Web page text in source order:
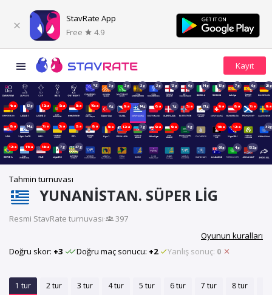
StavRate App
Free
4.9
3g 3g 3g 3g 3g 13g 6g 14g 13g 7g 6g 20g
4sa 13g 12sa 8sa 8sa 10sa 6g 8sa 14g 6sa 1g 5sa 21g 9sa 8sa 7sa 6sa
8sa 14g 7sa 3sa 2sa 8sa 9sa 12sa 7g 9sa 9sa 5g 16sa 12sa 39g
12sa 11sa 14sa 7g 47g 69g 4g 152g
Tahmin turnuvası
YUNANISTAN. SÜPER LIG
Resmi StavRate turnuvası·
397
Oyunun kuralları
Doğru skor: +3 Doğru maç sonucu: +2 Yanlış sonuç: 0
1 tur 2 tur 3 tur 4 tur 5 tur 6 tur 7 tur 8 tur